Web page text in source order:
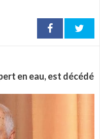
en eau, est décédé